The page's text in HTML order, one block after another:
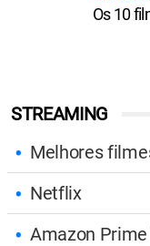
STREAMING
Melhores
Netflix
Amazon
Os 10